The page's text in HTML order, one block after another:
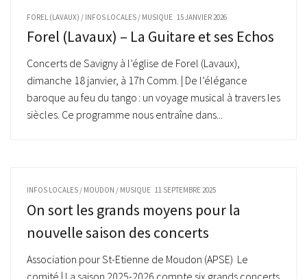
FOREL (LAVAUX) / INFOS LOCALES / MUSIQUE 15 JANVIER 2026
Forel (Lavaux) – La Guitare et ses Echos
Concerts de Savigny à l’église de Forel (Lavaux),
dimanche 18 janvier, à 17h Comm. | De l’élégance
baroque au feu du tango : un voyage musical à travers les
siècles. Ce programme nous entraîne dans...
INFOS LOCALES / MOUDON / MUSIQUE 11 SEPTEMBRE 2025
On sort les grands moyens pour la
nouvelle saison des concerts
Association pour St-Etienne de Moudon (APSE) Le
comité | La saison 2025-2026 compte six grands concerts